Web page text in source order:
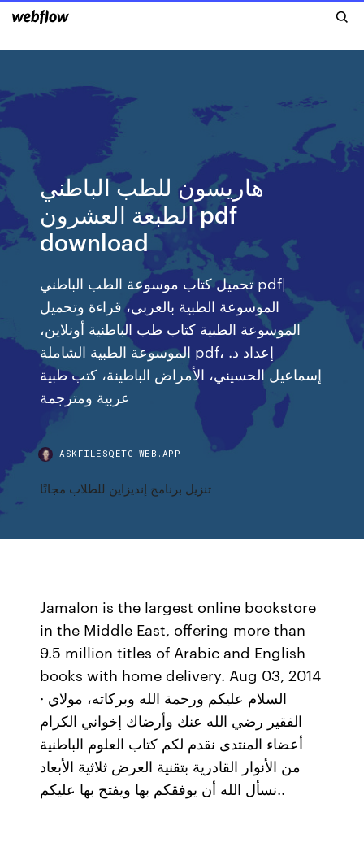
هاريسون للطب الباطني
الطبعة العشرون pdf
download
تحميل كتاب موسوعة الطب الباطني pdf|
الموسوعة الطبية بالعربي، قراءة وتحميل
الموسوعة الطبية كتاب طب الباطنية أونلاين،
الموسوعة الطبية الشاملة pdf، إعداد د.
إسماعيل الحسيني، الأمراض الباطينة، كتب طبية
عربية ومترجمة
ASKFILESQETG.WEB.APP
تنزيل برنامج إنديزاين للطلاب مجانًا
Jamalon is the largest online bookstore
in the Middle East, offering more than
9.5 million titles of Arabic and English
books with home delivery. Aug 03, 2014
· السلام عليكم ورحمة الله وبركاته، مولاي
الفقير رضي الله عنك وأرضاك إخواني الكرام
أعضاء المنتدى نقدم لكم كتاب العلوم الباطنية
من الأنوار القادرية بتقنية العرض ثلاثية الأبعاد
نسأل الله أن يوفقكم بها ويفتح بها عليكم..